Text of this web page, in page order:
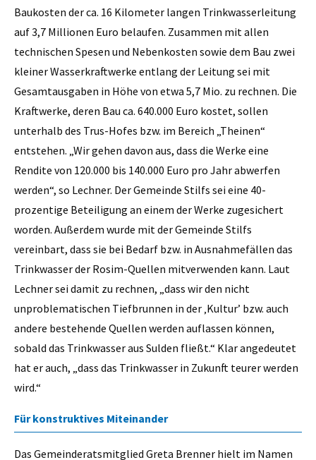
Baukosten der ca. 16 Kilometer langen Trinkwasserleitung
auf 3,7 Millionen Euro belaufen. Zusammen mit allen
technischen Spesen und Nebenkosten sowie dem Bau zwei
kleiner Wasserkraftwerke entlang der Leitung sei mit
Gesamtausgaben in Höhe von etwa 5,7 Mio. zu rechnen. Die
Kraftwerke, deren Bau ca. 640.000 Euro kostet, sollen
unterhalb des Trus-Hofes bzw. im Bereich „Theinen“
entstehen. „Wir gehen davon aus, dass die Werke eine
Rendite von 120.000 bis 140.000 Euro pro Jahr abwerfen
werden“, so Lechner. Der Gemeinde Stilfs sei eine 40-
prozentige Beteiligung an einem der Werke zugesichert
worden. Außerdem wurde mit der Gemeinde Stilfs
vereinbart, dass sie bei Bedarf bzw. in Ausnahmefällen das
Trinkwasser der Rosim-Quellen mitverwenden kann. Laut
Lechner sei damit zu rechnen, „dass wir den nicht
unproblematischen Tiefbrunnen in der ‚Kultur’ bzw. auch
andere bestehende Quellen werden auflassen können,
sobald das Trinkwasser aus Sulden fließt.“ Klar angedeutet
hat er auch, „dass das Trinkwasser in Zukunft teurer werden
wird.“
Für konstruktives Miteinander
Das Gemeinderatsmitglied Greta Brenner hielt im Namen